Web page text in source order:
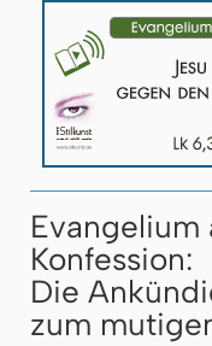
Konfession:
Die
zum